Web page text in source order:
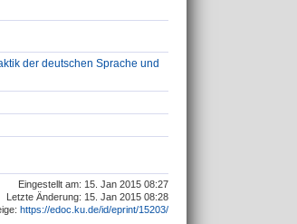
der deutschen Sprache und
Eingestellt am: 15. Jan 2015 08:27
Letzte Änderung: 15. Jan 2015 08:28
https://edoc.ku.de/id/eprint/15203/